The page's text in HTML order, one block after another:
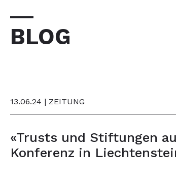
BLOG
13.06.24 | ZEITUNG
«Trusts und Stiftungen
Konferenz in